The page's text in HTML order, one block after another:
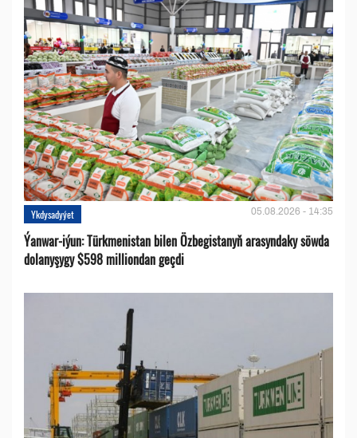
Ykdysadyýet 05.08.2026 - 14:35
Ýanwar-iýun: Türkmenistan bilen Özbegistanyň arasyndaky söwda
dolanyşygy $598 milliondan geçdi